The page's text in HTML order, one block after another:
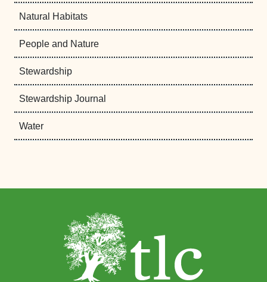
Natural Habitats
People and Nature
Stewardship
Stewardship Journal
Water